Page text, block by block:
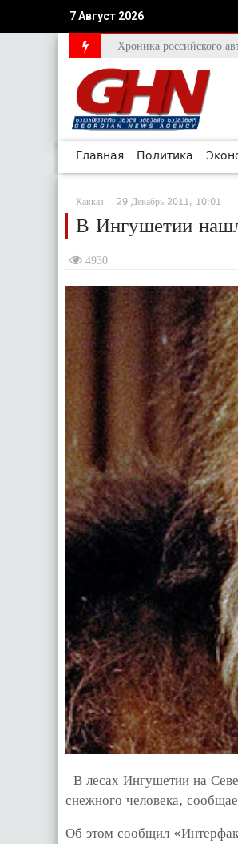
7 Август 2026
Хроника российского
Главная Политика
Кавказ 29 Декабрь 2011, 10:01
В Ингушетии
4930
В лесах Ингушетии на
снежного человека,
Об этом сообщил